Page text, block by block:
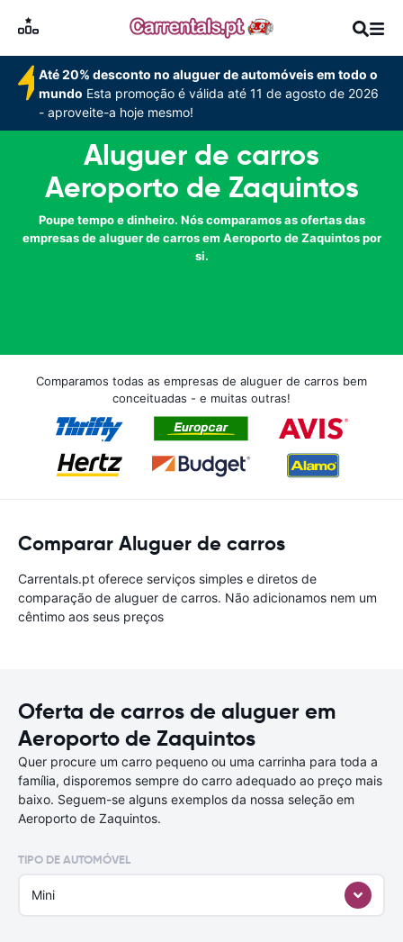
Até 20% desconto no aluguer de automóveis em todo o
mundo Esta promoção é válida até 11 de agosto de 2026
- aproveite-a hoje mesmo!
Aluguer de carros
Aeroporto de Zaquintos
Poupe tempo e dinheiro. Nós comparamos as ofertas das
empresas de aluguer de carros em Aeroporto de Zaquintos por
si.
Comparamos todas as empresas de aluguer de carros bem
conceituadas - e muitas outras!
Comparar Aluguer de carros
Carrentals.pt oferece serviços simples e diretos de
comparação de aluguer de carros. Não adicionamos nem um
cêntimo aos seus preços
Oferta de carros de aluguer em
Aeroporto de Zaquintos
Quer procure um carro pequeno ou uma carrinha para toda a
família, disporemos sempre do carro adequado ao preço mais
baixo. Seguem-se alguns exemplos da nossa seleção em
Aeroporto de Zaquintos.
TIPO DE AUTOMÓVEL
Mini